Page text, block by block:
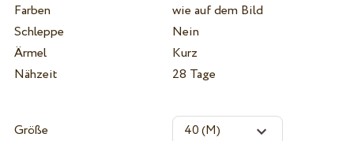
Farben
wie auf dem Bild
Schleppe
Nein
Ärmel
Kurz
Nähzeit
28 Tage
Größe